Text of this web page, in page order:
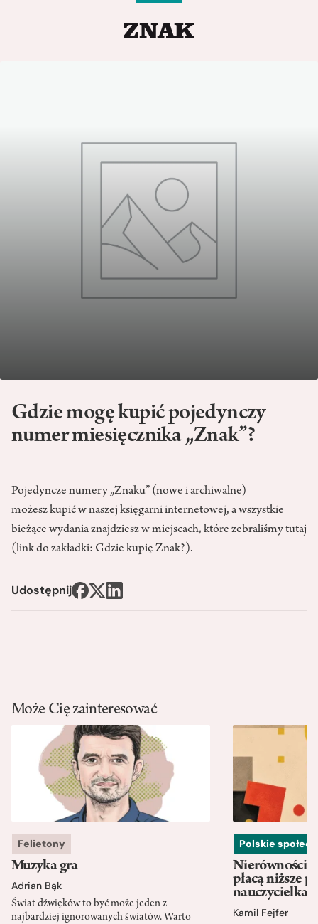
Gdzie mogę kupić pojedynczy
numer miesięcznika „Znak”?
Pojedyncze numery „Znaku” (nowe i archiwalne)
możeszkupić w naszej księgarni internetowej, a wszystkie
bieżące wydania znajdziesz w miejscach, które zebraliśmy tutaj
(link do zakładki: Gdzie kupię Znak?).
Udostępnij
Może Cię zainteresować
Felietony
Muzyka gra
Adrian Bąk
Świat dźwięków to być może jeden z
najbardziej ignorowanych światów. Warto
Polskie
Nierówności
płacą niższe
nauczycielka
Kamil Fejfer